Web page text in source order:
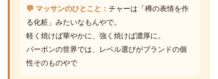
💬 マッサンのひとこと： チャーは「樽の表情を作
る化粧」みたいなもんやで。
軽く焼けば華やかに、強く焼けば濃厚に。
バーボンの世界では、レベル選びがブランドの個
性そのものやで